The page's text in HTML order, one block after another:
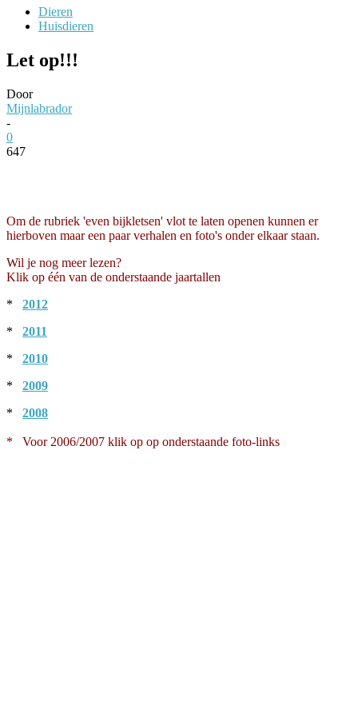
Dieren
Huisdieren
Let op!!!
Door
Mijnlabrador
-
0
647
Om de rubriek 'even bijkletsen' vlot te laten openen kunnen er
hierboven maar een paar verhalen en foto's onder elkaar staan.
Wil je nog meer lezen?
Klik op één van de onderstaande jaartallen
* 2012
*
2011
* 2010
* 2009
* 2008
* Voor 2006/2007 klik op op onderstaande foto-links